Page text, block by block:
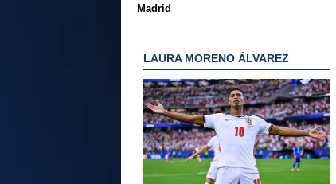
Madrid
LAURA MORENO ÁLVAREZ